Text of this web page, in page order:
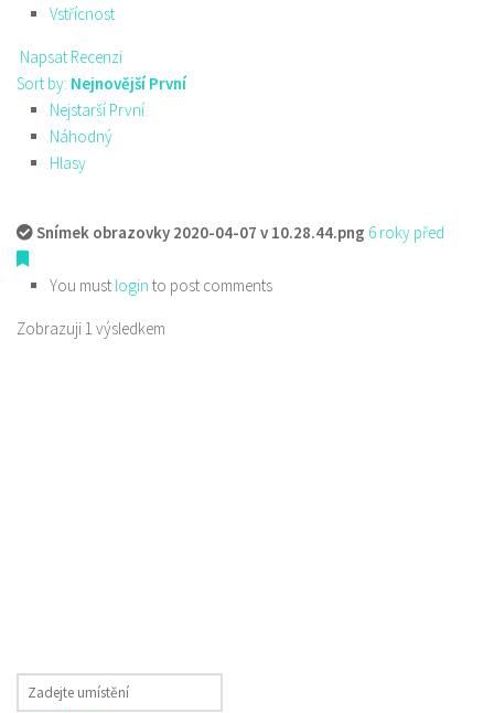
Vstřícnost
Napsat Recenzi
Sort by: Nejnovější První
Nejstarší První
Náhodný
Hlasy
Snímek obrazovky 2020-04-07 v 10.28.44.png 6 roky před
You must login to post comments
Zobrazuji 1 výsledkem